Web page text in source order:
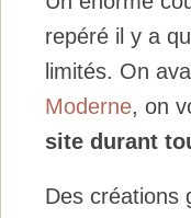
repéré il y a
limités. On
Moderne, on
site durant
Des créations